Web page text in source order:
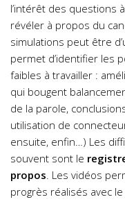
l’intérêt des questions
révéler à propos du
simulations peut être
permet d’identifier les
faibles à travailler :
qui bougent
de la parole,
utilisation de
ensuite, enfin…) Les
souvent sont le
propos. Les vidéos
progrès réalisés avec